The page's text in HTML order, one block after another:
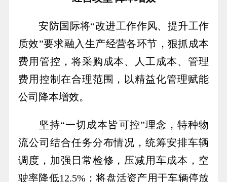
安防国际将“改进工作作风、提升工作
质效”要求融入生产经营各环节，狠抓成本
费用管控，将采购成本、人工成本、管理
费用控制在合理范围，以精益化管理赋能
公司降本增效。
坚持“一切成本皆可控”理念，特种物
流公司结合任务分布情况，统筹安排车辆
调度，加强日常检修，压减用车成本，空
驶率降低12.5%；将盘活资产用于车辆停放